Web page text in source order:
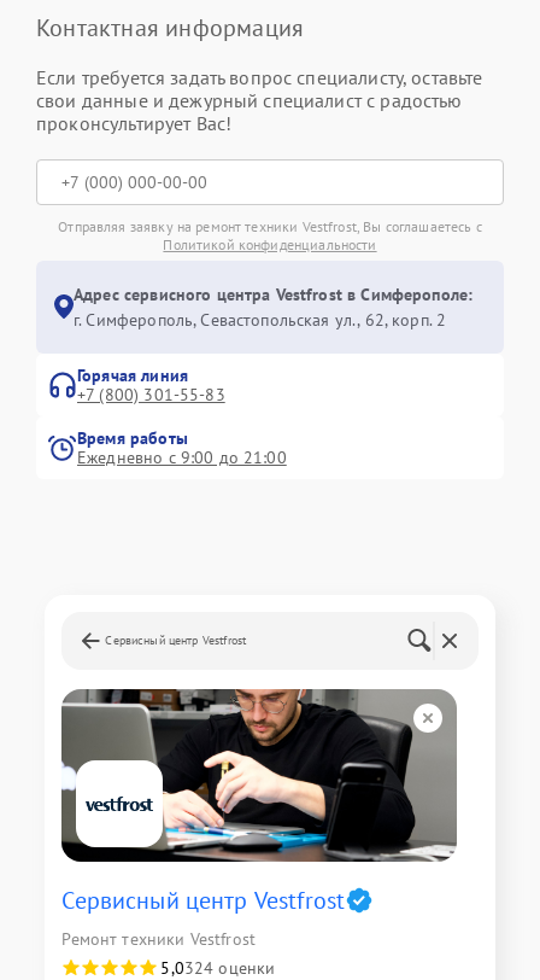
Контактная информация
Если требуется задать вопрос специалисту, оставьте
свои данные и дежурный специалист с радостью
проконсультирует Вас!
Отправляя заявку на ремонт техники Vestfrost, Вы соглашаетесь с
Политикой конфиденциальности
Адрес сервисного центра Vestfrost в Симферополе:
г. Симферополь, Севастопольская ул., 62, корп. 2
Горячая линия
+7 (800) 301-55-83
Время работы
Ежедневно с 9:00 до 21:00
Сервисный центр Vestfrost
Сервисный центр Vestfrost
Ремонт техники Vestfrost
5,0324 оценки